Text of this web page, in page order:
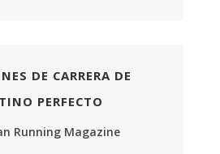
DE CARRERA DE
PERFECTO
Running Magazine